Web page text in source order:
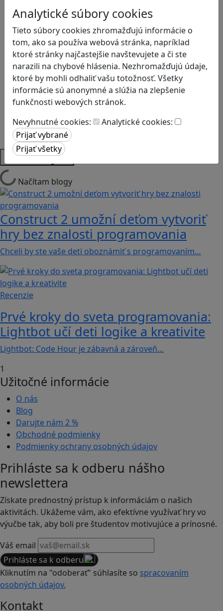
Analytické súbory cookies
Tieto súbory cookies zhromažďujú informácie o
tom, ako sa používa webová stránka, napríklad
ktoré stránky najčastejšie navštevujete a či ste
narazili na chybové hlásenia. Nezhromažďujú údaje,
ktoré by mohli odhaliť vašu totožnosť. Všetky
informácie sú anonymné a slúžia na zlepšenie
funkčnosti webových stránok.
Nevyhnutné cookies:
Analytické cookies:
Globálne vzdelávanie
Kreativita
Kritické myslenie
Kyberšikana
Logické myslenie
Ľudské práva a tolerancia
Motorika a koncentrácia
Programovanie/Technika
Strategické myslenie
Zdravie a pohyb
Platformy
Načítam blogy
Construct 2 umožní deťom vytvoriť
hry bez znalosti programovania
Chceli by ste vaše deti oboznámiť s programovaním…
Recenzie
Prvé kroky do sveta programovania:
Lightbot učí deti logike a kreativite
Lightbot: Code Hour je zábavná a zároveň…
1
Užitočné informácie
O nás
Blog
Darujte nám 2 %
Obchodné podmienky
Podmienky ochrany osobných údajov
Prihláste sa k odberu nášho
newslettera
Získate prednostný prístup k informáciám o našich
aktivitách. Ukážeme vám, ako efektívne využívať hry vo
výučbe tak, aby boli pre študentov motivujúce a prínosné.
Váš email
Prihláste sa k odberu
Kliknutím na "odoberať" súhlasíte so spracovaním
osobných údajov.
Kontakt